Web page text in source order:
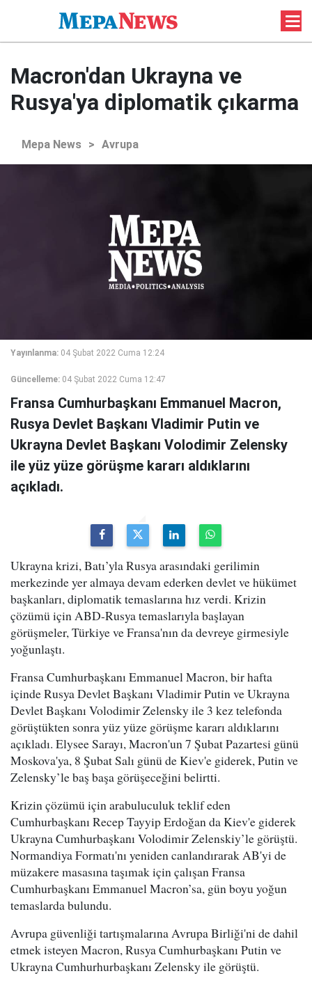
Macron'dan Ukrayna ve
Rusya'ya diplomatik çıkarma
Mepa News > Avrupa
Yayınlanma: 04 Şubat 2022 Cuma 12:24
Güncelleme: 04 Şubat 2022 Cuma 12:47
Fransa Cumhurbaşkanı Emmanuel Macron,
Rusya Devlet Başkanı Vladimir Putin ve
Ukrayna Devlet Başkanı Volodimir Zelensky
ile yüz yüze görüşme kararı aldıklarını
açıkladı.
Ukrayna krizi, Batı’yla Rusya arasındaki gerilimin
merkezinde yer almaya devam ederken devlet ve hükümet
başkanları, diplomatik temaslarına hız verdi. Krizin
çözümü için ABD-Rusya temaslarıyla başlayan
görüşmeler, Türkiye ve Fransa'nın da devreye girmesiyle
yoğunlaştı.
Fransa Cumhurbaşkanı Emmanuel Macron, bir hafta
içinde Rusya Devlet Başkanı Vladimir Putin ve Ukrayna
Devlet Başkanı Volodimir Zelensky ile 3 kez telefonda
görüştükten sonra yüz yüze görüşme kararı aldıklarını
açıkladı. Elysee Sarayı, Macron'un 7 Şubat Pazartesi günü
Moskova'ya, 8 Şubat Salı günü de Kiev'e giderek, Putin ve
Zelensky’le baş başa görüşeceğini belirtti.
Krizin çözümü için arabuluculuk teklif eden
Cumhurbaşkanı Recep Tayyip Erdoğan da Kiev'e giderek
Ukrayna Cumhurbaşkanı Volodimir Zelenskiy’le görüştü.
Normandiya Formatı'nı yeniden canlandırarak AB'yi de
müzakere masasına taşımak için çalışan Fransa
Cumhurbaşkanı Emmanuel Macron’sa, gün boyu yoğun
temaslarda bulundu.
Avrupa güvenliği tartışmalarına Avrupa Birliği'ni de dahil
etmek isteyen Macron, Rusya Cumhurbaşkanı Putin ve
Ukrayna Cumhurhurbaşkanı Zelensky ile görüştü.